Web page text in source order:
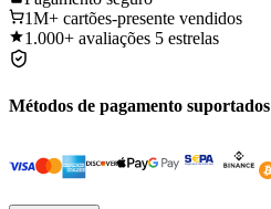
1M+ cartões-presente vendidos
1.000+ avaliações 5 estrelas
Métodos de pagamento suportados